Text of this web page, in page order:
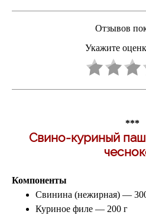
Отзывов
Укажите
***
Свино-куриный
Компоненты
Свинина (нежирная) —
Куриное филе — 200 г